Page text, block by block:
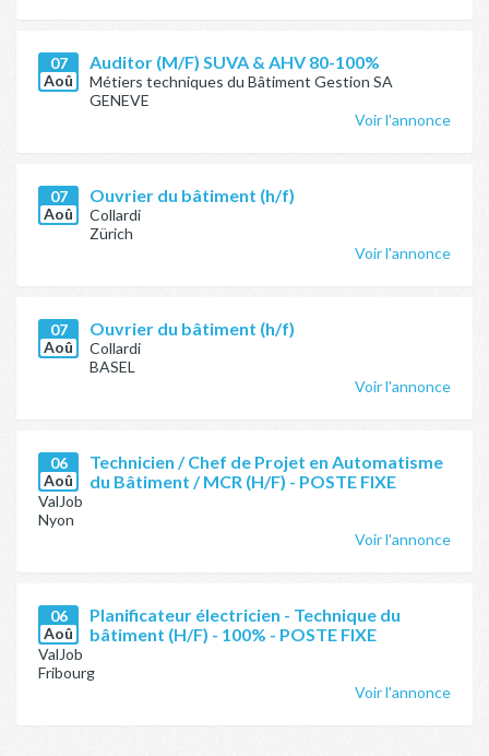
07
Aoû
Auditor (M/F) SUVA & AHV 80-100%
Métiers techniques du Bâtiment Gestion SA
GENEVE
Voir l'annonce
07
Aoû
Ouvrier du bâtiment (h/f)
Collardi
Zürich
Voir l'annonce
07
Aoû
Ouvrier du bâtiment (h/f)
Collardi
BASEL
Voir l'annonce
06
Aoû
Technicien / Chef de Projet en Automatisme
du Bâtiment / MCR (H/F) - POSTE FIXE
ValJob
Nyon
Voir l'annonce
06
Aoû
Planificateur électricien - Technique du
bâtiment (H/F) - 100% - POSTE FIXE
ValJob
Fribourg
Voir l'annonce